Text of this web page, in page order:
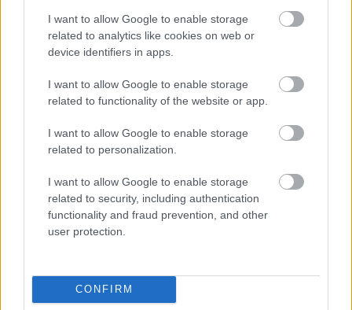
I want to allow Google to enable storage
related to analytics like cookies on web or
device identifiers in apps.
I want to allow Google to enable storage
related to functionality of the website or app.
I want to allow Google to enable storage
related to personalization.
I want to allow Google to enable storage
related to security, including authentication
functionality and fraud prevention, and other
user protection.
CONFIRM
ÁTADJÁK A MEGÚJULT ERZSÉBET LIGETI
PROGRAMOKKAL ÜNNEPLIK A FELÚJÍTÁST
rollerjelölés is várja a családokat augusztus 8-án.